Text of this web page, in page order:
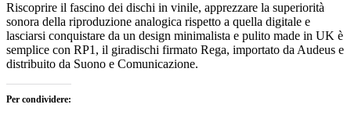
Riscoprire il fascino dei dischi in vinile, apprezzare la superiorità
sonora della riproduzione analogica rispetto a quella digitale e
lasciarsi conquistare da un design minimalista e pulito made in UK è
semplice con RP1, il giradischi firmato Rega, importato da Audeus e
distribuito da Suono e Comunicazione.
Per condividere: